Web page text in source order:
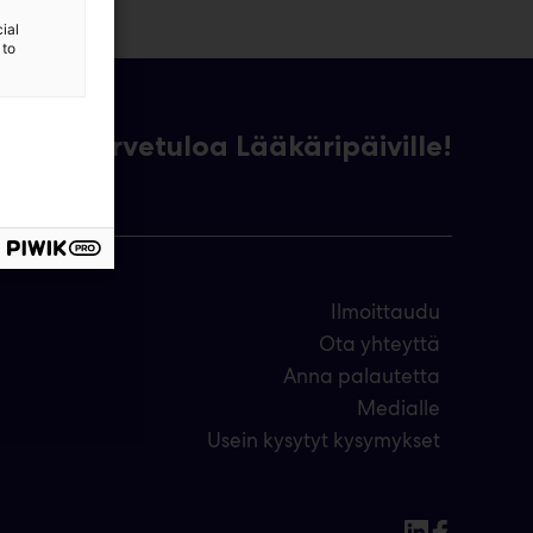
Tervetuloa Lääkäripäiville!
Ilmoittaudu
Ota yhteyttä
Anna palautetta
Medialle
Usein kysytyt kysymykset
to